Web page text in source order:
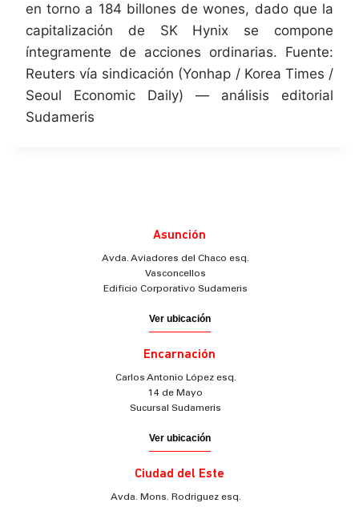
en torno a 184 billones de wones, dado que la
capitalización de SK Hynix se compone
íntegramente de acciones ordinarias. Fuente:
Reuters vía sindicación (Yonhap / Korea Times /
Seoul Economic Daily) — análisis editorial
Sudameris
Asunción
Avda. Aviadores del Chaco esq.
Vasconcellos
Edificio Corporativo Sudameris
Ver ubicación
Encarnación
Carlos Antonio López esq.
14 de Mayo
Sucursal Sudameris
Ver ubicación
Ciudad del Este
Avda. Mons. Rodriguez esq.